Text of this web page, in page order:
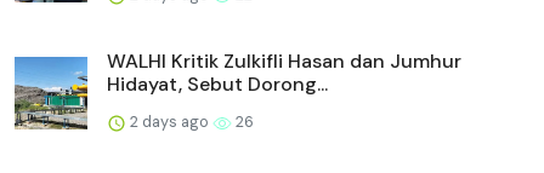
WALHI Kritik Zulkifli Hasan dan Jumhur
Hidayat, Sebut Dorong...
2 days ago 26